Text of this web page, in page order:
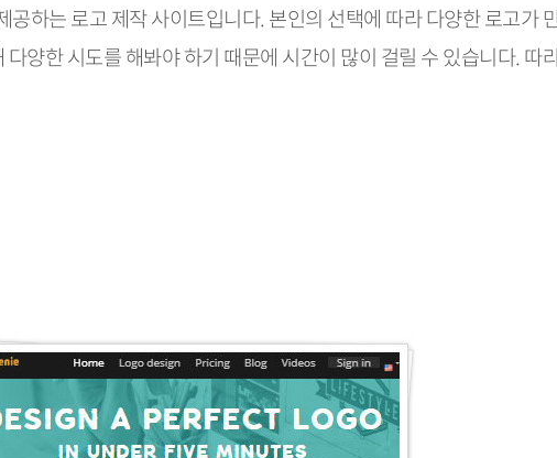
공하는 로고 제작 사이트입니다. 본인의 선택에 따라 다양한 로고가
양한 시도를 해봐야 하기 때문에 시간이 많이 걸릴 수 있습니다. 따